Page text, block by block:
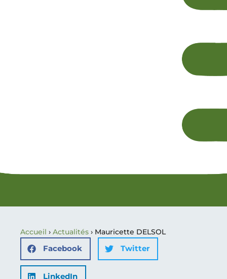
Accueil › Actualités › Mauricette DELSOL
Facebook Twitter
LinkedIn